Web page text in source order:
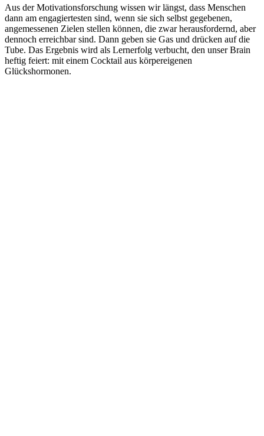
Aus der Motivationsforschung wissen wir längst, dass Menschen
dann am engagiertesten sind, wenn sie sich selbst gegebenen,
angemessenen Zielen stellen können, die zwar herausfordernd, aber
dennoch erreichbar sind. Dann geben sie Gas und drücken auf die
Tube. Das Ergebnis wird als Lernerfolg verbucht, den unser Brain
heftig feiert: mit einem Cocktail aus körpereigenen
Glückshormonen.